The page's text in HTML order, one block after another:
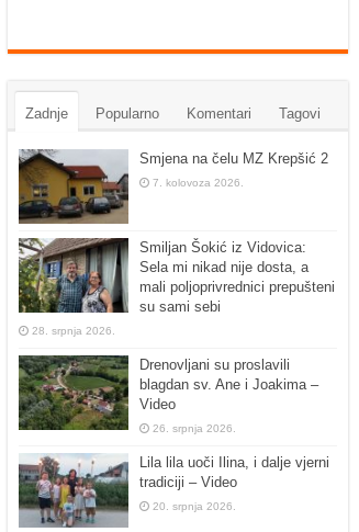
Zadnje Popularno Komentari Tagovi
Smjena na čelu MZ Krepšić 2
7. kolovoza 2026.
Smiljan Šokić iz Vidovica:
Sela mi nikad nije dosta, a
mali poljoprivrednici prepušteni
su sami sebi
28. srpnja 2026.
Drenovljani su proslavili
blagdan sv. Ane i Joakima –
Video
26. srpnja 2026.
Lila lila uoči Ilina, i dalje vjerni
tradiciji – Video
20. srpnja 2026.